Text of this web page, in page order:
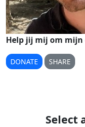
Help jij mij om mijn
DONATE SHARE
Select